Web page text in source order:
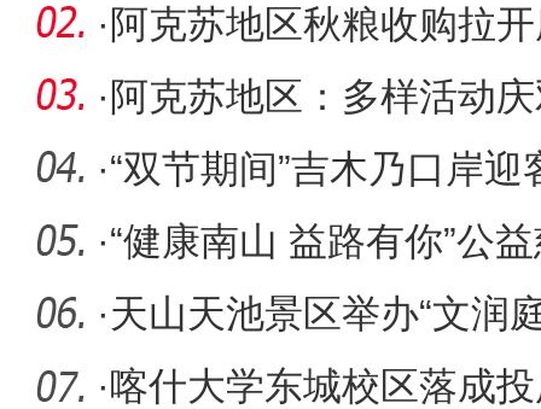
·阿克苏地区秋粮收购拉
吨
·阿克苏地区：多样活动
彩
·“双节期间”吉木乃口岸迎
·“健康南山 益路有你”公
木齐县
·天山天池景区举办“文润
池健
·喀什大学东城校区落成